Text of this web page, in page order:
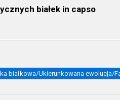
białek in capso
białkowa/Ukierunkowana ewolucja/